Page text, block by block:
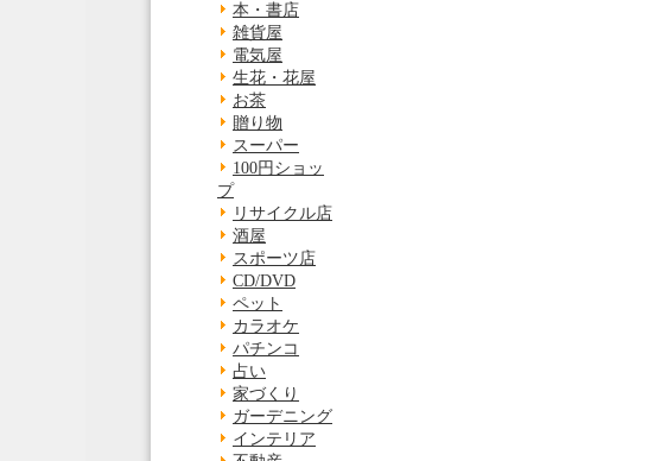
本・書店
雑貨屋
電気屋
生花・花屋
お茶
贈り物
スーパー
100円ショッ
プ
リサイクル店
酒屋
スポーツ店
CD/DVD
ペット
カラオケ
パチンコ
占い
家づくり
ガーデニング
インテリア